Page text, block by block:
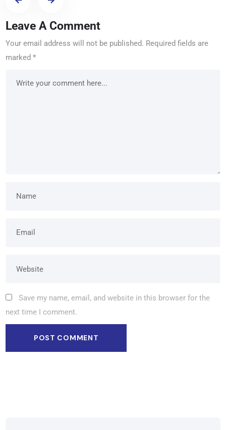
Leave A Comment
Your email address will not be published. Required fields are
marked*
Save my name, email, and website in this browser for the
next time I comment.